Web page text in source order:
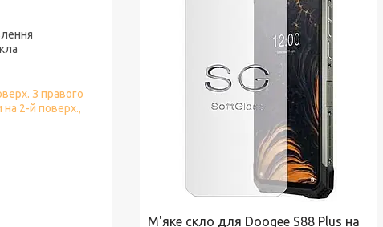
М'яке скло для Doogee S88 Plus на
З правого
на 2-й поверх.,